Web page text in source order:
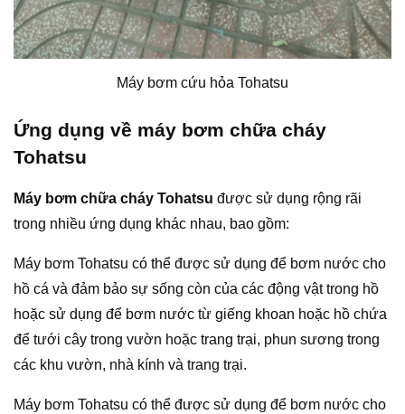
Máy bơm cứu hỏa Tohatsu
Ứng dụng về máy bơm chữa cháy
Tohatsu
Máy bơm chữa cháy Tohatsu được sử dụng rộng rãi
trong nhiều ứng dụng khác nhau, bao gồm:
Máy bơm Tohatsu có thể được sử dụng để bơm nước cho
hồ cá và đảm bảo sự sống còn của các động vật trong hồ
hoặc sử dụng để bơm nước từ giếng khoan hoặc hồ chứa
để tưới cây trong vườn hoặc trang trại, phun sương trong
các khu vườn, nhà kính và trang trại.
Máy bơm Tohatsu có thể được sử dụng để bơm nước cho